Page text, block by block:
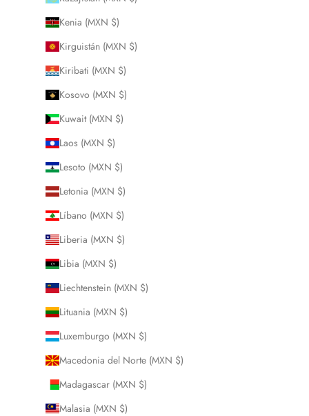
Kenia (MXN $)
Kirguistán (MXN $)
Kiribati (MXN $)
Kosovo (MXN $)
Kuwait (MXN $)
Laos (MXN $)
Lesoto (MXN $)
Letonia (MXN $)
Líbano (MXN $)
Liberia (MXN $)
Libia (MXN $)
Liechtenstein (MXN $)
Lituania (MXN $)
Luxemburgo (MXN $)
Macedonia del Norte (MXN $)
Madagascar (MXN $)
Malasia (MXN $)